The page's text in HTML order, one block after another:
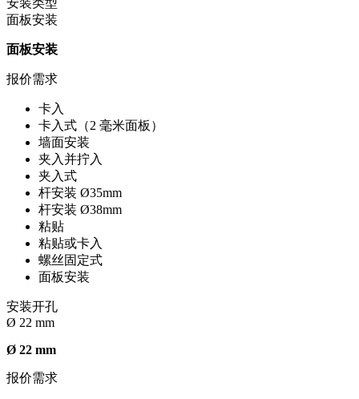
安装类型
面板安装
面板安装
报价需求
卡入
卡入式（2 毫米面板）
墙面安装
夹入并拧入
夹入式
杆安装 Ø35mm
杆安装 Ø38mm
粘贴
粘贴或卡入
螺丝固定式
面板安装
安装开孔
Ø 22 mm
Ø 22 mm
报价需求